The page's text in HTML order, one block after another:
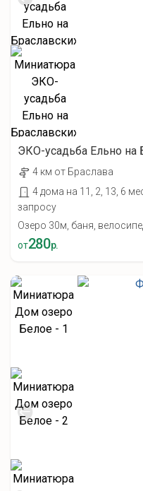
ЭКО-усадьба Ельно на
4 км от Браслава
4 дома на 11, 2, 13, 6
запросу
Озеро 30м, баня,
от280р.